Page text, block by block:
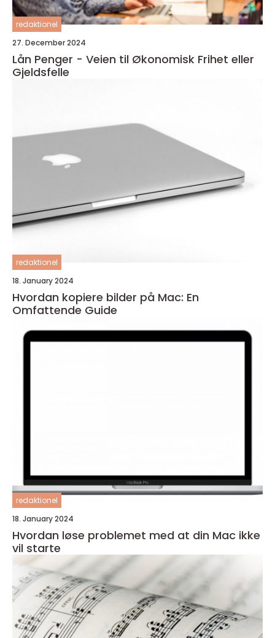
redaktionel
27. December 2024
Lån Penger - Veien til Økonomisk Frihet eller
Gjeldsfelle
redaktionel
18. January 2024
Hvordan kopiere bilder på Mac: En
Omfattende Guide
redaktionel
18. January 2024
Hvordan løse problemet med at din Mac ikke
vil starte